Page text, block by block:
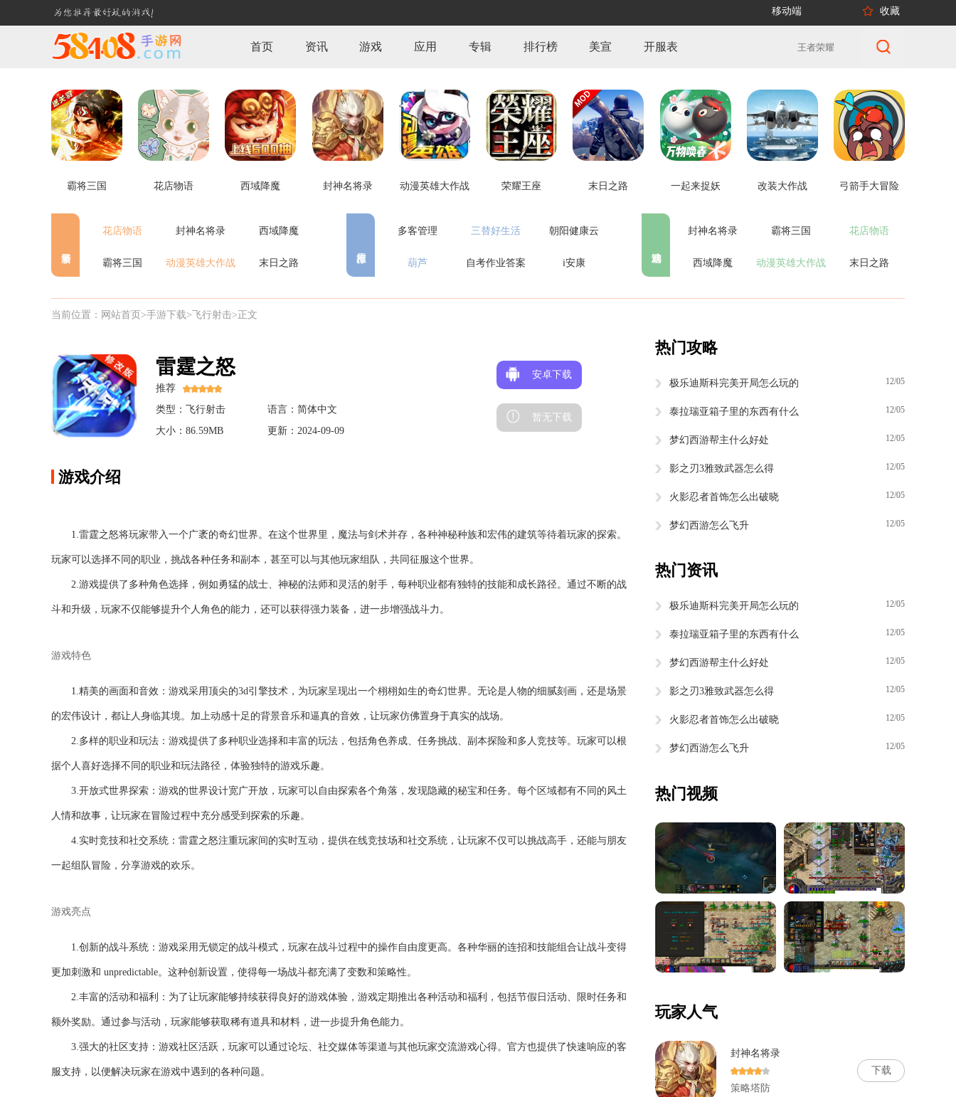
移动端 收藏
首页 资讯 游戏 应用 专辑 排行榜 美宣 开服表
霸将三国 花店物语 西域降魔 封神名将录 动漫英雄大作战 荣耀王座 末日之路 一起来捉妖 改装大作战 弓箭手大冒险
花店物语 封神名将录 西域降魔
霸将三国 动漫英雄大作战 末日之路
多客管理 三替好生活 朝阳健康云
葫芦 自考作业答案 i安康
封神名将录 霸将三国 花店物语
西域降魔 动漫英雄大作战 末日之路
当前位置： 网站首页>手游下载>飞行射击>正文
雷霆之怒
推荐
类型：飞行射击
语言：简体中文
大小：86.59MB
更新：2024-09-09
安卓下载
暂无下载
游戏介绍
1.雷霆之怒将玩家带入一个广袤的奇幻世界。在这个世界里，魔法与剑术并存，各种神秘种族和宏伟的建筑等待着玩家的探索。
玩家可以选择不同的职业，挑战各种任务和副本，甚至可以与其他玩家组队，共同征服这个世界。
2.游戏提供了多种角色选择，例如勇猛的战士、神秘的法师和灵活的射手，每种职业都有独特的技能和成长路径。通过不断的战
斗和升级，玩家不仅能够提升个人角色的能力，还可以获得强力装备，进一步增强战斗力。
游戏特色
1.精美的画面和音效：游戏采用顶尖的3d引擎技术，为玩家呈现出一个栩栩如生的奇幻世界。无论是人物的细腻刻画，还是场景
的宏伟设计，都让人身临其境。加上动感十足的背景音乐和逼真的音效，让玩家仿佛置身于真实的战场。
2.多样的职业和玩法：游戏提供了多种职业选择和丰富的玩法，包括角色养成、任务挑战、副本探险和多人竞技等。玩家可以根
据个人喜好选择不同的职业和玩法路径，体验独特的游戏乐趣。
3.开放式世界探索：游戏的世界设计宽广开放，玩家可以自由探索各个角落，发现隐藏的秘宝和任务。每个区域都有不同的风土
人情和故事，让玩家在冒险过程中充分感受到探索的乐趣。
4.实时竞技和社交系统：雷霆之怒注重玩家间的实时互动，提供在线竞技场和社交系统，让玩家不仅可以挑战高手，还能与朋友
一起组队冒险，分享游戏的欢乐。
游戏亮点
1.创新的战斗系统：游戏采用无锁定的战斗模式，玩家在战斗过程中的操作自由度更高。各种华丽的连招和技能组合让战斗变得
更加刺激和 unpredictable。这种创新设置，使得每一场战斗都充满了变数和策略性。
2.丰富的活动和福利：为了让玩家能够持续获得良好的游戏体验，游戏定期推出各种活动和福利，包括节假日活动、限时任务和
额外奖励。通过参与活动，玩家能够获取稀有道具和材料，进一步提升角色能力。
3.强大的社区支持：游戏社区活跃，玩家可以通过论坛、社交媒体等渠道与其他玩家交流游戏心得。官方也提供了快速响应的客
服支持，以便解决玩家在游戏中遇到的各种问题。
热门攻略
极乐迪斯科完美开局怎么玩的 12/05
泰拉瑞亚箱子里的东西有什么 12/05
梦幻西游帮主什么好处 12/05
影之刃3雅致武器怎么得 12/05
火影忍者首饰怎么出破晓 12/05
梦幻西游怎么飞升 12/05
热门资讯
极乐迪斯科完美开局怎么玩的 12/05
泰拉瑞亚箱子里的东西有什么 12/05
梦幻西游帮主什么好处 12/05
影之刃3雅致武器怎么得 12/05
火影忍者首饰怎么出破晓 12/05
梦幻西游怎么飞升 12/05
热门视频
玩家人气
封神名将录
策略塔防
下载